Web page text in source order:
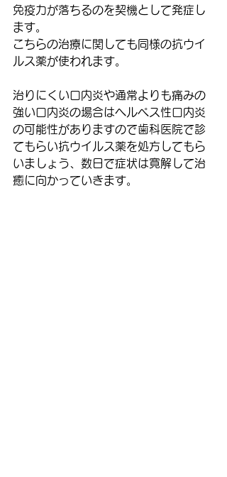
免疫力が落ちるのを契機として発症し
ます。
こちらの治療に関しても同様の抗ウイ
ルス薬が使われます。
治りにくい口内炎や通常よりも痛みの
強い口内炎の場合はヘルペス性口内炎
の可能性がありますので歯科医院で診
てもらい抗ウイルス薬を処方してもら
いましょう、数日で症状は寛解して治
癒に向かっていきます。